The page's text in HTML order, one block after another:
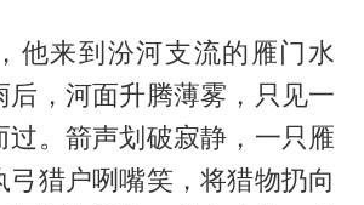
他来到汾河支流的雁门水
后，河面升腾薄雾，只见一
过。箭声划破寂静，一只雁
弓猎户咧嘴笑，将猎物扔向